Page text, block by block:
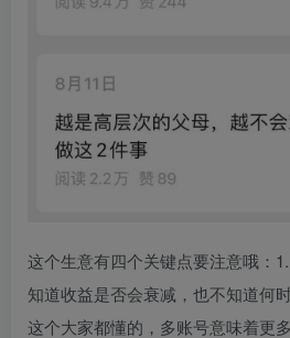
这个生意有四个关键点要注意哦：
知道收益是否会衰减，也不知道何
这个大家都懂的，多账号意味着更